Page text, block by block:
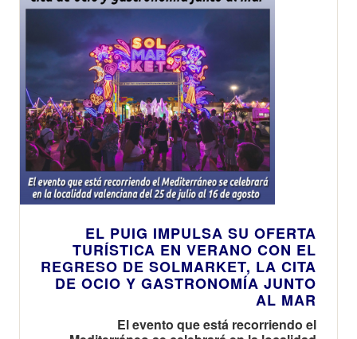
EL PUIG IMPULSA SU OFERTA
TURÍSTICA EN VERANO CON EL
REGRESO DE SOLMARKET, LA CITA
DE OCIO Y GASTRONOMÍA JUNTO
AL MAR
El evento que está recorriendo el